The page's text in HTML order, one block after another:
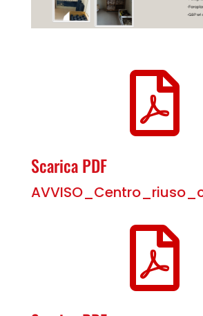

Scarica PDF
